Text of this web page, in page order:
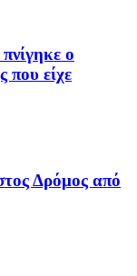
ο
που είχε
Δρόμος από